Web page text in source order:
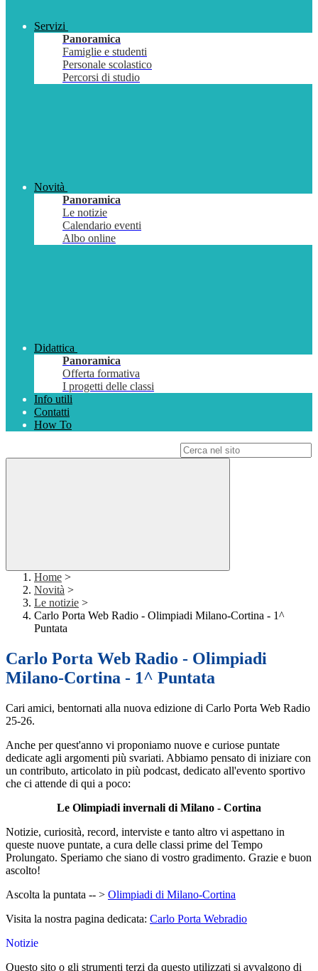
Servizi
Panoramica
Famiglie e studenti
Personale scolastico
Percorsi di studio
Novità
Panoramica
Le notizie
Calendario eventi
Albo online
Didattica
Panoramica
Offerta formativa
I progetti delle classi
Info utili
Contatti
How To
Home >
Novità >
Le notizie >
Carlo Porta Web Radio - Olimpiadi Milano-Cortina - 1^
Puntata
Carlo Porta Web Radio - Olimpiadi
Milano-Cortina - 1^ Puntata
Cari amici, bentornati alla nuova edizione di Carlo Porta Web Radio
25-26.
Anche per quest'anno vi proponiamo nuove e curiose puntate
dedicate agli argomenti più svariati. Abbiamo pensato di iniziare con
un contributo, articolato in più podcast, dedicato all'evento sportivo
che ci attende di qui a poco:
Le Olimpiadi invernali di Milano - Cortina
Notizie, curiosità, record, interviste e tanto altro vi aspettano in
queste nuove puntate, a cura delle classi prime del Tempo
Prolungato. Speriamo che siano di vostro gradimento. Grazie e buon
ascolto!
Ascolta la puntata -- > Olimpiadi di Milano-Cortina
Visita la nostra pagina dedicata: Carlo Porta Webradio
Notizie
Questo sito o gli strumenti terzi da questo utilizzati si avvalgono di